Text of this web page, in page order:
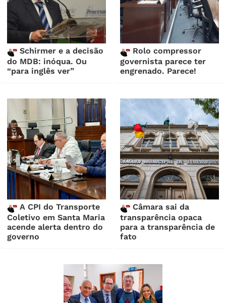
Schirmer e a decisão
do MDB: inóqua. Ou
“para inglês ver”
Rolo compressor
governista parece ter
engrenado. Parece!
A CPI do Transporte
Coletivo em Santa Maria
acende alerta dentro do
governo
Câmara sai da
transparência opaca
para a transparência de
fato